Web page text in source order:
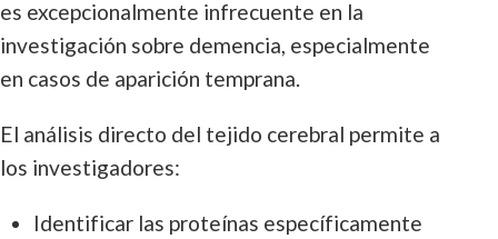
es excepcionalmente infrecuente en la
investigación sobre demencia, especialmente
en casos de aparición temprana.
El análisis directo del tejido cerebral permite a
los investigadores:
Identificar las proteínas específicamente